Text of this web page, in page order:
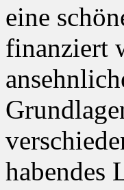
eine
finanziert
habendes